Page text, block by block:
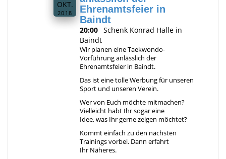
OKT.
2018
Ehrenamtsfeier in
Baindt
20:00 Schenk Konrad Halle in
Baindt
Wir planen eine Taekwondo-
Vorführung anlässlich der
Ehrenamtsfeier in Baindt.
Das ist eine tolle Werbung für unseren
Sport und unseren Verein.
Wer von Euch möchte mitmachen?
Vielleicht habt Ihr sogar eine
Idee, was Ihr gerne zeigen möchtet?
Kommt einfach zu den nächsten
Trainings vorbei. Dann erfahrt
Ihr Näheres.